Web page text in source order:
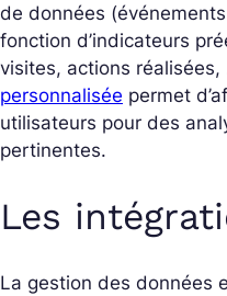
de données
fonction d’indicateurs
visites, actions
personnalisée permet
utilisateurs pour des
pertinentes.
Les
La gestion des données